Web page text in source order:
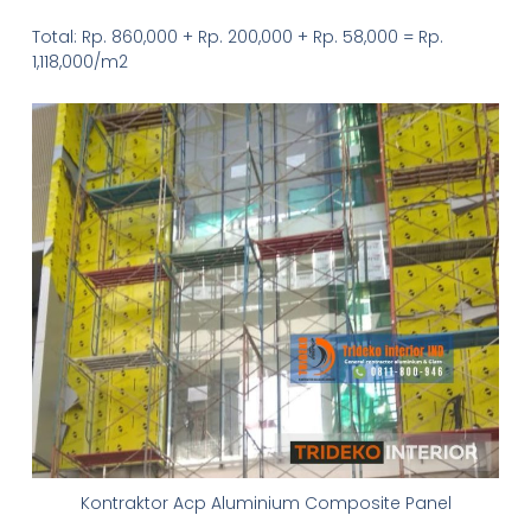
Total: Rp. 860,000 + Rp. 200,000 + Rp. 58,000 = Rp.
1,118,000/m2
Kontraktor Acp Aluminium Composite Panel